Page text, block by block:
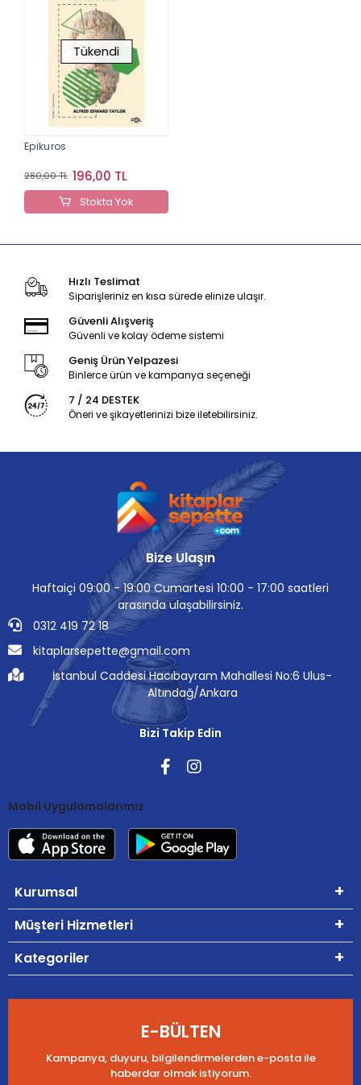
Tükendi
Epikuros
280,00 TL 196,00 TL
Stokta Yok
Hızlı Teslimat
Siparişleriniz en kısa sürede elinize ulaşır.
Güvenli Alışveriş
Güvenli ve kolay ödeme sistemi
Geniş Ürün Yelpazesi
Binlerce ürün ve kampanya seçeneği
7 / 24 DESTEK
Öneri ve şikayetlerinizi bize iletebilirsiniz.
Bize Ulaşın
Haftaiçi 09:00 - 19:00 Cumartesi 10:00 - 17:00 saatleri
arasında ulaşabilirsiniz.
0312 419 72 18
kitaplarsepette@gmail.com
İstanbul Caddesi Hacıbayram Mahallesi No:6 Ulus-
Altındağ/Ankara
Bizi Takip Edin
Mobil Uygulamalarımız
Kurumsal
Müşteri Hizmetleri
Kategoriler
E-BÜLTEN
Kampanya, duyuru, bilgilendirmelerden e-posta ile
haberdar olmak istiyorum.